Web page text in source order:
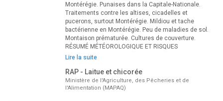
Montérégie. Punaises dans la Capitale-Nationale.
Traitements contre les altises, cicadelles et
pucerons, surtout Montérégie. Mildiou et tache
bactérienne en Montérégie. Peu de maladies de sol.
Montaison prématurée. Cultures de couverture.
RÉSUMÉ MÉTÉOROLOGIQUE ET RISQUES
Lire la suite
RAP - Laitue et chicorée
Ministère de l'Agriculture, des Pêcheries et de
l'Alimentation (MAPAQ)